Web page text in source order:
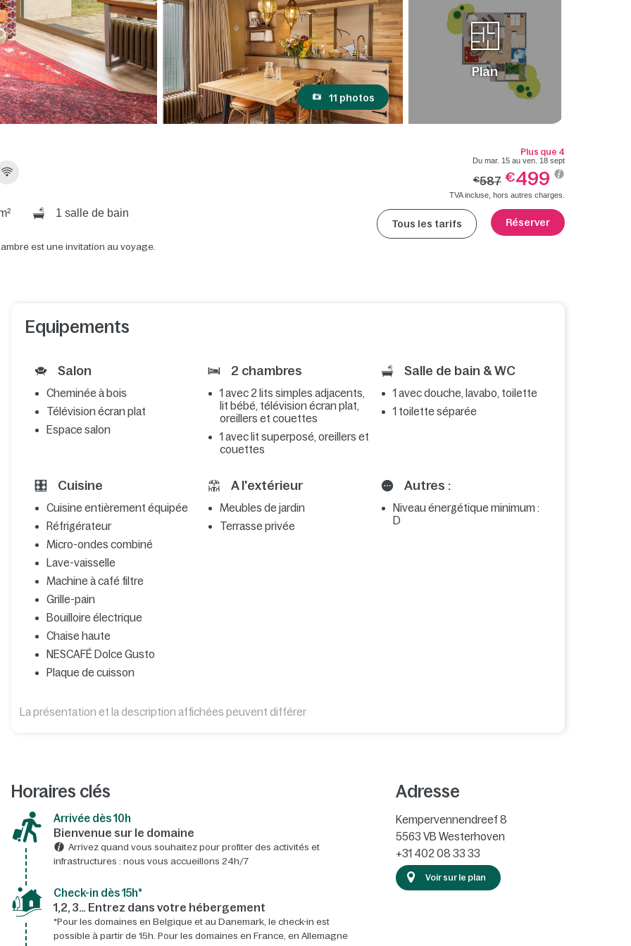
11 photos
Plan
1 salle de bain
est une invitation au voyage.
Plus que 4
Du mar. 15 au ven. 18 sept
€587 €499
TVA incluse, hors autres charges.
Tous les tarifs Réserver
Equipements
Salon
Cheminée à bois
Télévision écran plat
Espace salon
2 chambres
1 avec 2 lits simples adjacents,
lit bébé, télévision écran plat,
oreillers et couettes
1 avec lit superposé, oreillers et
couettes
Salle de bain & WC
1 avec douche, lavabo, toilette
1 toilette séparée
Cuisine
Cuisine entièrement équipée
Réfrigérateur
Micro-ondes combiné
Lave-vaisselle
Machine à café filtre
Grille-pain
Bouilloire électrique
Chaise haute
NESCAFÉ Dolce Gusto
Plaque de cuisson
A l'extérieur
Meubles de jardin
Terrasse privée
Autres :
Niveau énergétique minimum :
D
La présentation et la description affichées peuvent différer
Horaires clés
Arrivée dès 10h​
Bienvenue sur le domaine​
Arrivez quand vous souhaitez pour profiter des activités et
infrastructures : nous vous accueillons 24h/7​
Check-in dès 15h*​
1,2, 3… Entrez dans votre hébergement
*Pour les domaines en Belgique et au Danemark, le check-in est
possible à partir de 15h. Pour les domaines en France, en Allemagne
Adresse
Kempervennendreef 8
5563 VB Westerhoven
+31 402 08 33 33
Voir sur le plan